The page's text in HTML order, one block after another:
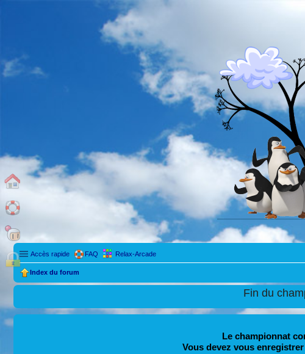
Accès rapide FAQ Relax-Arcade
Index du forum
Fin du
Le championnat
Vous devez vous enregistrer